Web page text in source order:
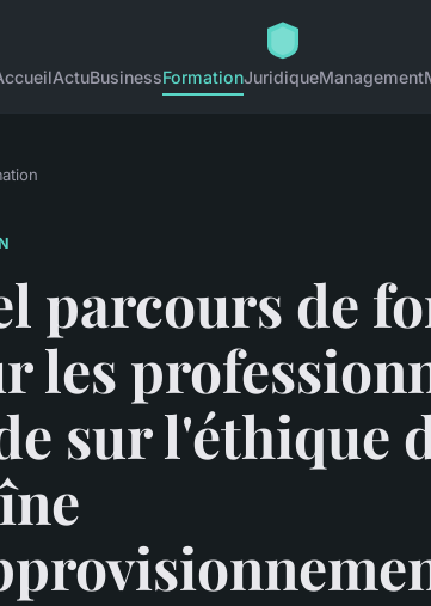
ActuBusinessFormationJuridiqueManagement
parcours de
les
sur l'éthique